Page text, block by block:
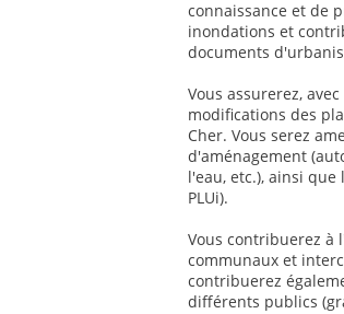
connaissance et de
inondations et
documents
Vous assurerez,
modifications des
Cher. Vous serez
d'aménagement
l'eau, etc.), ainsi
PLUi).
Vous contribuerez à
communaux et
contribuerez
différents publics